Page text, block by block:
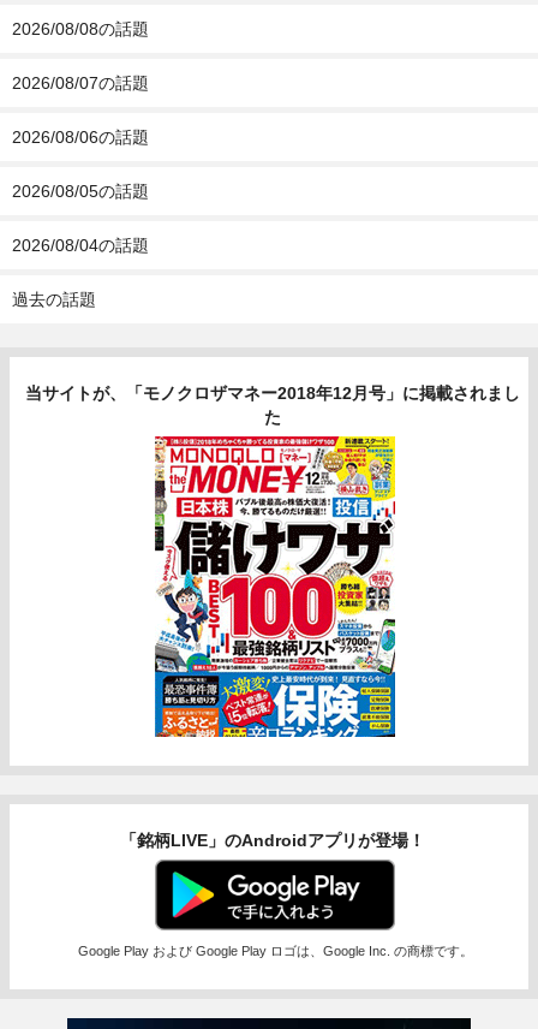
2026/08/08の話題
2026/08/07の話題
2026/08/06の話題
2026/08/05の話題
2026/08/04の話題
過去の話題
当サイトが、「モノクロザマネー2018年12月号」に掲載されまし
た
「銘柄LIVE」のAndroidアプリが登場！
Google Play および Google Play ロゴは、Google Inc. の商標です。